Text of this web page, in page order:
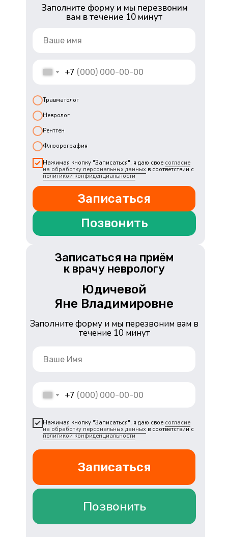
Заполните форму и мы перезвоним
вам в течение 10 минут
Позвонить
+7
Травматолог
Невролог
Рентген
Флюорография
Нажимая кнопку "Записаться", я даю свое согласие
на обработку персональных данных в соответствии с
политикой конфиденциальности
Записаться
+7
Нажимая кнопку "Записаться", я даю свое согласие
на обработку персональных данных в соответствии с
политикой конфиденциальности
Записаться
Заполните форму и мы перезвоним вам в
течение 10 минут
Позвонить
Юдичевой
Яне Владимировне
Записаться на приём
к врачу неврологу